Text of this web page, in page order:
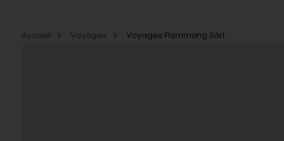
Accueil
Voyages Voyages Flammang Sàrl